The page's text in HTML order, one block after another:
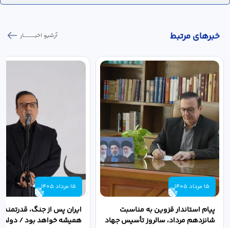
خبر‌های مرتبط آرشیو اخبـــــــــــار
15 مرداد 1405
پیام استاندار قزوین به مناسبت
شانزدهم مرداد، سالروز تأسیس جهاد
15 مرداد 1405
ایران پس از جنگ،
همیشه خواهد بود / دولت